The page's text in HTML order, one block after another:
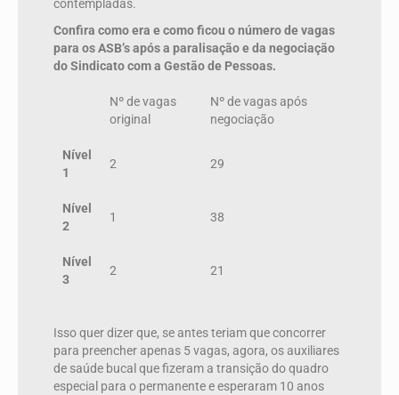
contempladas.
Confira como era e como ficou o número de vagas
para os ASB’s após a paralisação e da negociação
do Sindicato com a Gestão de Pessoas.
Nº de vagas
original
Nº de vagas após
negociação
Nível
1
2 29
Nível
2
1 38
Nível
3
2 21
Isso quer dizer que, se antes teriam que concorrer
para preencher apenas 5 vagas, agora, os auxiliares
de saúde bucal que fizeram a transição do quadro
especial para o permanente e esperaram 10 anos